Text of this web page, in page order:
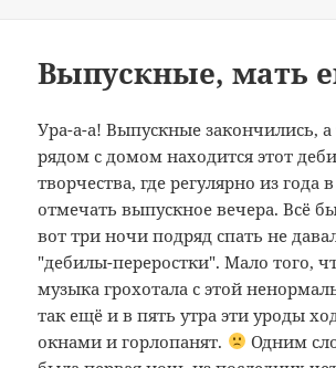
Выпускные, мать
Ура-а-а! Выпускные закончились, а
рядом с домом находится этот
творчества, где регулярно из года
отмечать выпускное вечера. Всё
вот три ночи подряд спать не
"дебилы-переростки". Мало того,
музыка грохотала с этой
так ещё и в пять утра эти уроды
окнами и горлопанят.
Одним